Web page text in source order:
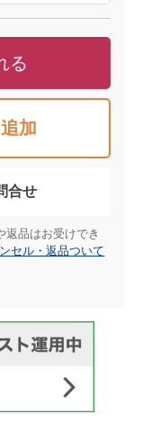
る
加
合せ​
返品はお受けでき
セル・返品ついて